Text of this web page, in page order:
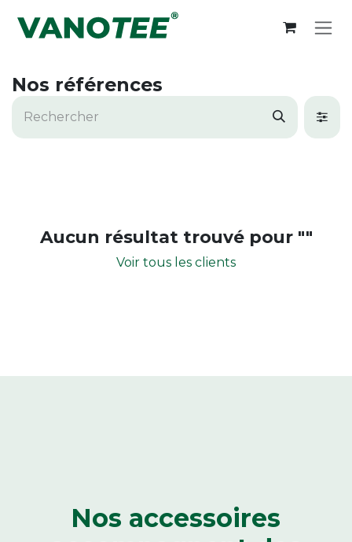
Nos références
Aucun résultat trouvé pour ""
Voir tous les clients
Nos accessoires